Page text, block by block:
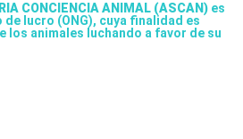
CONCIENCIA ANIMAL (ASCAN) es
lucro (ONG), cuya finalidad es
los animales luchando a favor de su